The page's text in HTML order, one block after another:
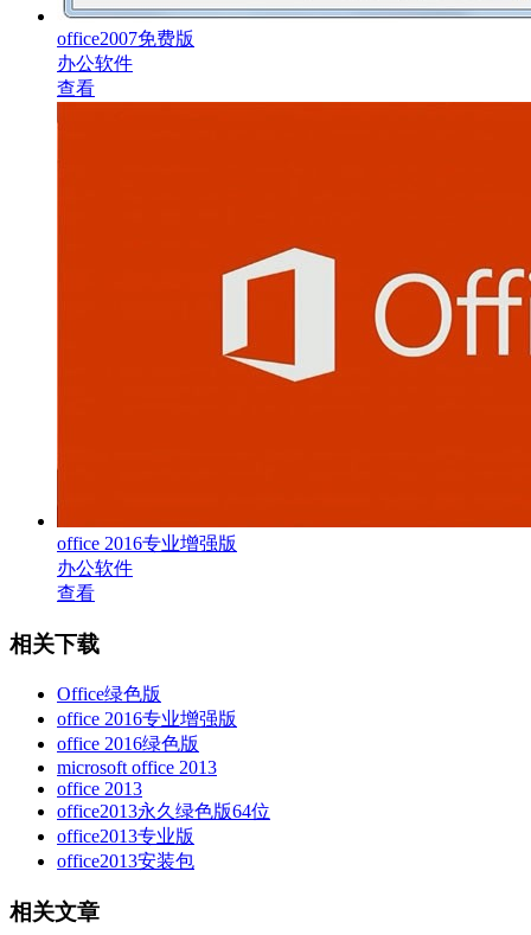
office2007免费版
办公软件
查看
office 2016专业增强版
办公软件
查看
相关下载
Office绿色版
office 2016专业增强版
office 2016绿色版
microsoft office 2013
office 2013
office2013永久绿色版64位
office2013专业版
office2013安装包
相关文章